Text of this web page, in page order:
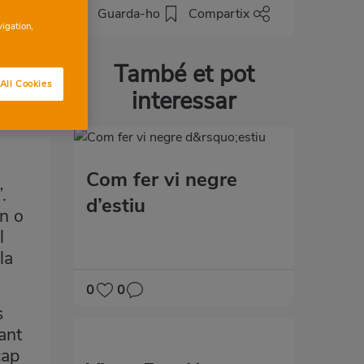
Guarda-ho Compartix
També et pot
interessar
Com fer vi negre
d’estiu
0 0
o
Cookies